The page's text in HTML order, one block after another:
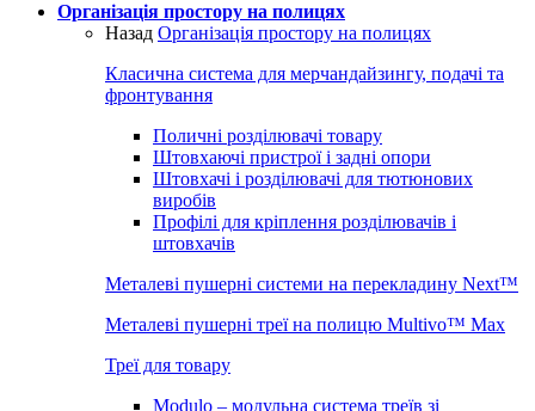
Організація простору на полицях
Назад Організація простору на полицях
Класична система для мерчандайзингу, подачі та
фронтування
Поличні розділювачі товару
Штовхаючі пристрої і задні опори
Штовхачі і розділювачі для тютюнових
виробів
Профілі для кріплення розділювачів і
штовхачів
Металеві пушерні системи на перекладину Next™
Металеві пушерні треї на полицю Multivo™ Max
Треї для товару
Modulo – модульна система треїв зі